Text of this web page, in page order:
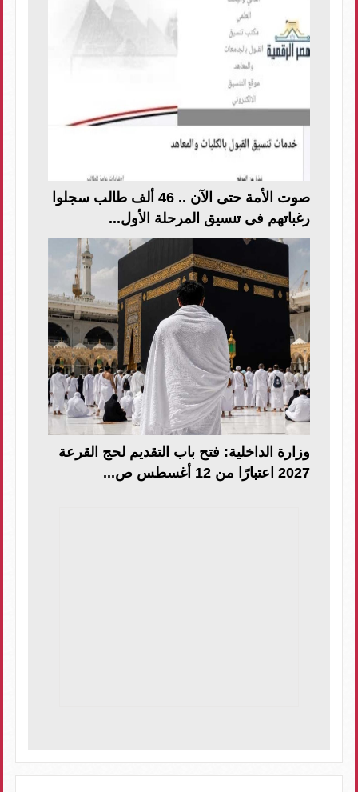
صوت الأمة حتى الآن .. 46 ألف طالب سجلوا
رغباتهم فى تنسيق المرحلة الأول...
وزارة الداخلية: فتح باب التقديم لحج القرعة
2027 اعتبارًا من 12 أغسطس ص...